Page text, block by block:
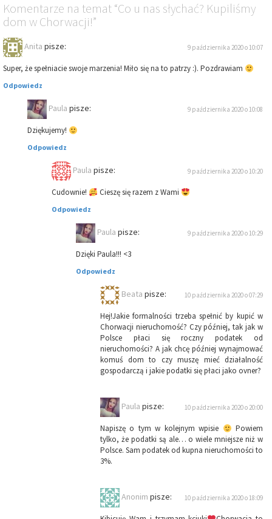
Komentarze na temat “Co u nas słychać? Kupiliśmy
dom w Chorwacji!”
Anita pisze: 9 października 2020 o 10:07
Super, że spełniacie swoje marzenia! Miło się na to patrzy :). Pozdrawiam
Odpowiedz
Paula pisze: 9 października 2020 o 10:08
Dziękujemy!
Odpowiedz
Paula pisze: 9 października 2020 o 10:20
Cudownie! Cieszę się razem z Wami
Odpowiedz
Paula pisze: 9 października 2020 o 10:29
Dzięki Paula!!! <3
Odpowiedz
Beata pisze: 10 października 2020 o 07:29
Hej!Jakie formalności trzeba spełnić by kupić w
Chorwacji nieruchomość? Czy później, tak jak w
Polsce płaci się roczny podatek od
nieruchomości? A jak chcę później wynajmować
komuś dom to czy muszę mieć działalność
gospodarczą i jakie podatki się płaci jako ovner?
Paula pisze: 10 października 2020 o 20:00
Napiszę o tym w kolejnym wpisie
Powiem
tylko, że podatki są ale… o wiele mniejsze niż w
Polsce. Sam podatek od kupna nieruchomości to
3%.
Anonim pisze: 10 października 2020 o 18:09